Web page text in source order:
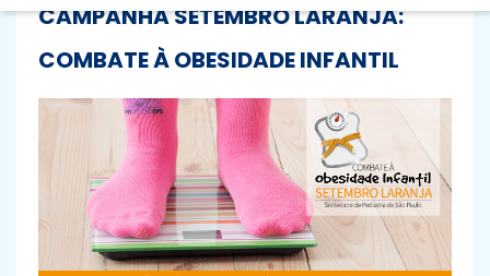
CAMPANHA SETEMBRO LARANJA:
COMBATE À OBESIDADE INFANTIL